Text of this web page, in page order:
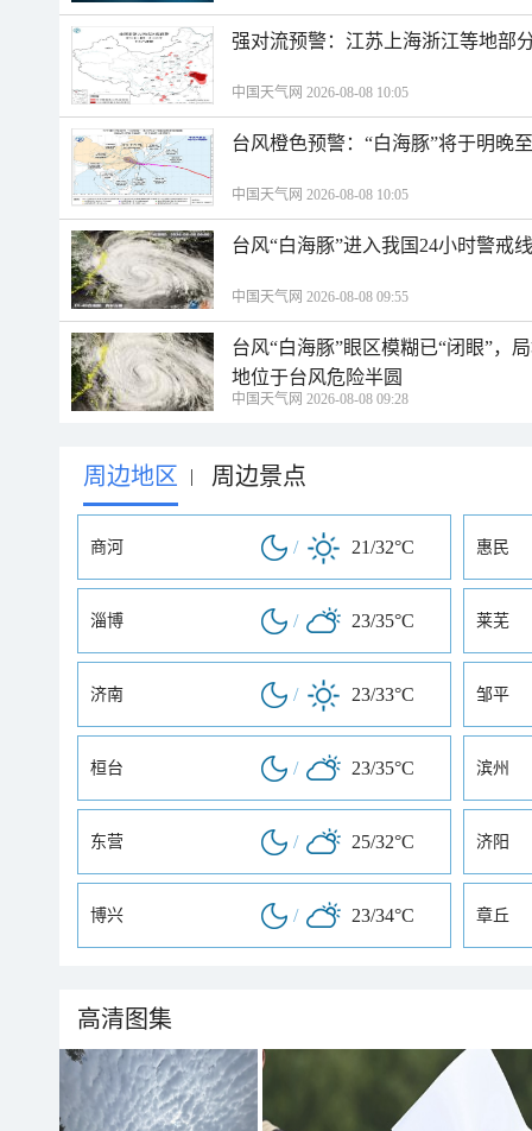
强对流预警：江苏上海浙江等地部
中国天气网 2026-08-08 10:05
台风橙色预警：“白海豚”将于明晚
中国天气网 2026-08-08 10:05
台风“白海豚”进入我国24小时警戒
中国天气网 2026-08-08 09:55
台风“白海豚”眼区模糊已“闭眼”，
地位于台风危险半圆
中国天气网 2026-08-08 09:28
周边地区 | 周边景点
商河 / 21/32°C 惠民
淄博 / 23/35°C 莱芜
济南 / 23/33°C 邹平
桓台 / 23/35°C 滨州
东营 / 25/32°C 济阳
博兴 / 23/34°C 章丘
高清图集